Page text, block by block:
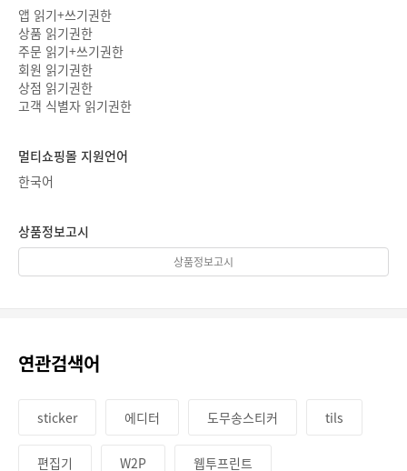
앱 읽기+쓰기권한
상품 읽기권한
주문 읽기+쓰기권한
회원 읽기권한
상점 읽기권한
고객 식별자 읽기권한
멀티쇼핑몰 지원언어
한국어
상품정보고시
상품정보고시
연관검색어
sticker 에디터 도무송스티커 tils
편집기 W2P 웹투프린트